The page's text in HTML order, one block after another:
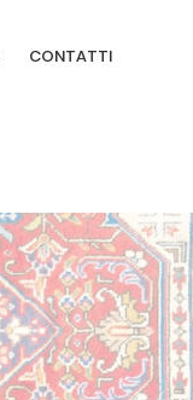
CONTATTI